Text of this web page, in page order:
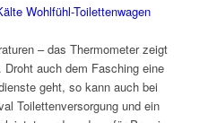
– das Thermometer zeigt
auch dem Fasching eine
geht, so kann auch bei
Toilettenversorgung und ein